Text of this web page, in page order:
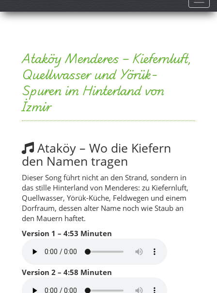
Ataköy Menderes – Kiefernluft,
Quellwasser und Yörük-
Spuren im Hinterland von
İzmir
Ataköy – Wo die Kiefern
den Namen tragen
Dieser Song führt nicht an den Strand, sondern in
das stille Hinterland von Menderes: zu Kiefernluft,
Quellwasser, Yörük-Küche, Feldwegen und einem
Dorfraum, dessen alter Name noch wie Staub an
den Mauern haftet.
Version 1 – 4:53 Minuten
Version 2 – 4:58 Minuten